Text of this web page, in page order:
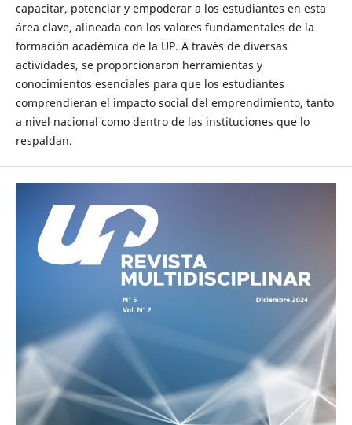
capacitar, potenciar y empoderar a los estudiantes en esta
área clave, alineada con los valores fundamentales de la
formación académica de la UP. A través de diversas
actividades, se proporcionaron herramientas y
conocimientos esenciales para que los estudiantes
comprendieran el impacto social del emprendimiento, tanto
a nivel nacional como dentro de las instituciones que lo
respaldan.